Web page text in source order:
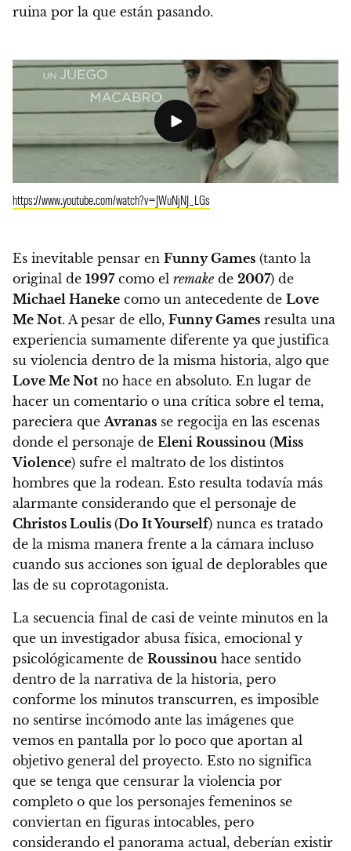
ruina por la que están pasando.
https://www.youtube.com/watch?v=JWuNjNJ_LGs
Es inevitable pensar en Funny Games (tanto la
original de 1997como el remake de 2007) de
Michael Haneke como un antecedente de Love
Me Not. A pesar de ello, Funny Games resulta una
experiencia sumamente diferente ya que justifica
su violencia dentro de la misma historia, algo que
Love Me Not no hace en absoluto. En lugar de
hacer un comentario o una crítica sobre el tema,
pareciera que Avranas se regocija en las escenas
donde el personaje de Eleni Roussinou (Miss
Violence) sufre el maltrato de los distintos
hombres que la rodean. Esto resulta todavía más
alarmante considerando que el personaje de
Christos Loulis (Do It Yourself) nunca es tratado
de la misma manera frente a la cámara incluso
cuando sus acciones son igual de deplorables que
las de su coprotagonista.
La secuencia final de casi de veinte minutos en la
que un investigador abusa física, emocional y
psicológicamente de Roussinou hace sentido
dentro de la narrativa de la historia, pero
conforme los minutos transcurren, es imposible
no sentirse incómodo ante las imágenes que
vemos en pantalla por lo poco que aportan al
objetivo general del proyecto. Esto no significa
que se tenga que censurar la violencia por
completo o que los personajes femeninos se
conviertan en figuras intocables, pero
considerando el panorama actual, deberían existir